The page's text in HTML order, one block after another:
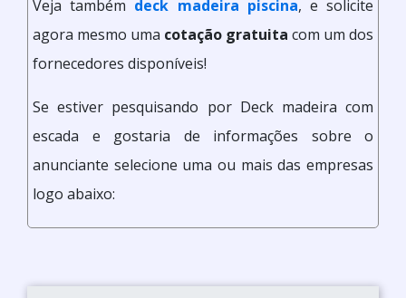
Veja também deck madeira piscina, e solicite
agora mesmo uma cotação gratuita com um dos
fornecedores disponíveis!
Se estiver pesquisando por Deck madeira com
escada e gostaria de informações sobre o
anunciante selecione uma ou mais das empresas
logo abaixo: